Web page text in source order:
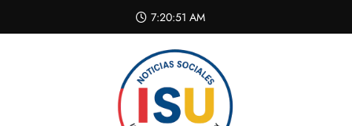
content
7:20:52 AM